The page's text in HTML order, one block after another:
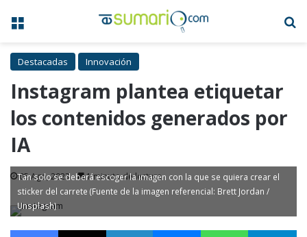
Menú
Destacadas Innovación
Instagram plantea etiquetar
los contenidos generados por
IA
05 Ago, 2023 1 minuto de lectura
Tan solo se deberá escoger la imagen con la que se quiera crear el
sticker del carrete (Fuente de la imagen referencial: Brett Jordan /
Unsplash)
Facebook X LinkedIn MessengerWhatsApp